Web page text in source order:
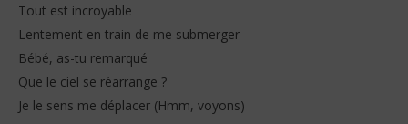
Tout est incroyable
Lentement en train de me submerger
Bébé, as-tu remarqué
Que le ciel se réarrange ?
Je le sens me déplacer (Hmm, voyons)